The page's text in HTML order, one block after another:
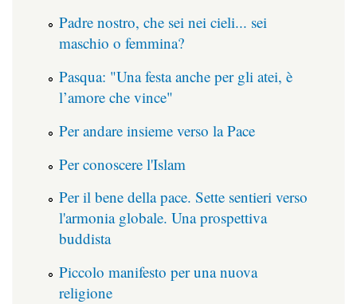
Padre nostro, che sei nei cieli... sei
maschio o femmina?
Pasqua: "Una festa anche per gli atei, è
l’amore che vince"
Per andare insieme verso la Pace
Per conoscere l'Islam
Per il bene della pace. Sette sentieri verso
l'armonia globale. Una prospettiva
buddista
Piccolo manifesto per una nuova
religione